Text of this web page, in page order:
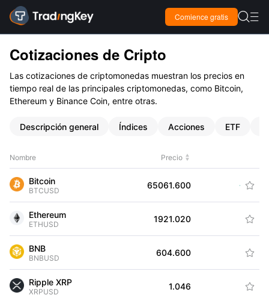
Comience gratis  
Cotizaciones de Cripto
Las cotizaciones de criptomonedas muestran los precios en
tiempo real de las principales criptomonedas, como Bitcoin,
Ethereum y Binance Coin, entre otras.
Descripción general Índices Acciones ETF
Nombre Precio
Bitcoin
BTCUSD 65061.600 
Ethereum
ETHUSD 1921.020 
BNB
BNBUSD 604.600 
Ripple XRP
XRPUSD 1.046 